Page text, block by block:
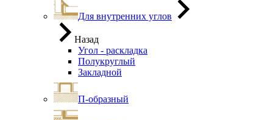
Для внутренних углов
Назад
Угол - раскладка
Полукруглый
Закладной
П-образный